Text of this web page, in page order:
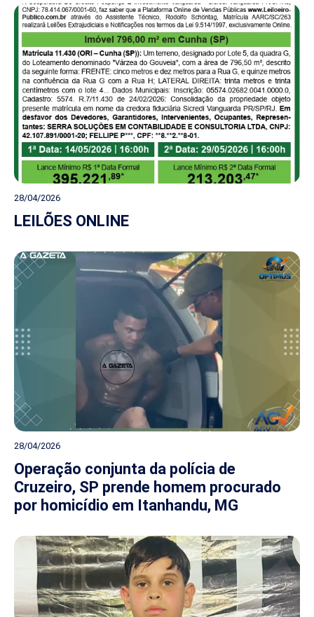
28/04/2026
LEILÕES ONLINE
28/04/2026
Operação conjunta da polícia de
Cruzeiro, SP prende homem procurado
por homicídio em Itanhandu, MG